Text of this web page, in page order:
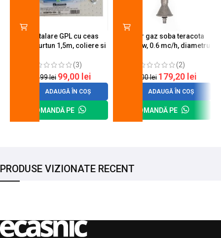
Kit instalare GPL cu ceas
butelie, furtun 1,5m, coliere si
(3)
120,99lei 99,00 lei
ADAUGĂ ÎN COȘ
COMANDĂ PE
Arzator gaz soba teracota
A600, 6 kw, 0.6 mc/h, diametru
(2)
200,00lei 179,20 lei
ADAUGĂ ÎN COȘ
COMANDĂ PE
PRODUSE VIZIONATE RECENT